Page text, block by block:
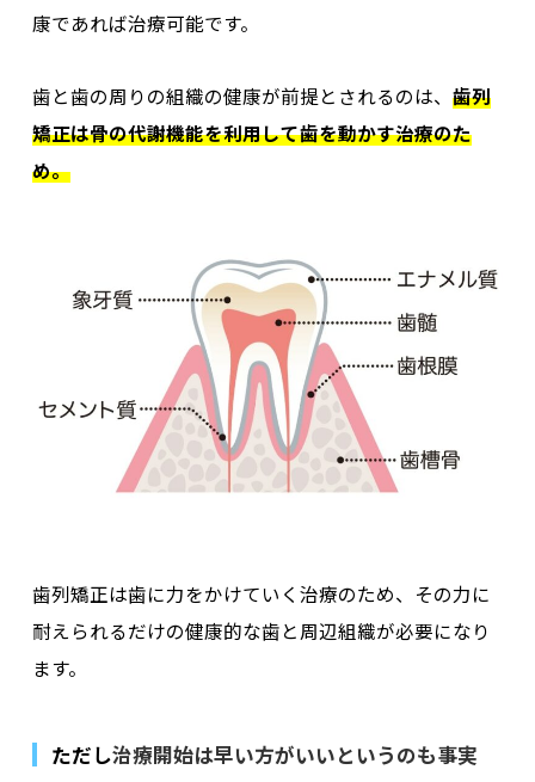
康であれば治療可能です。
歯と歯の周りの組織の健康が前提とされるのは、歯列
矯正は骨の代謝機能を利用して歯を動かす治療のた
め。
歯列矯正は歯に力をかけていく治療のため、その力に
耐えられるだけの健康的な歯と周辺組織が必要になり
ます。
ただし治療開始は早い方がいいというのも事実